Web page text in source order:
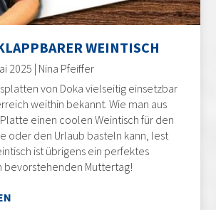
WEINTISCH
2025 | Nina Pfeiffer
von Doka vielseitig einsetzbar
weithin bekannt. Wie man aus
einen coolen Weintisch für den
oder den Urlaub basteln kann, lest
ist übrigens ein perfektes
bevorstehenden Muttertag!